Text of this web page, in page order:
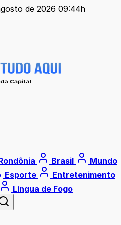
de 2026 09:44h
Brasil
Mundo
Esporte
Entretenimento
Língua de Fogo